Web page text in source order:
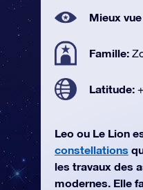
Mieux
Famille:
Latitude:
Leo ou Le Lion
constellations
les travaux des
modernes. Elle